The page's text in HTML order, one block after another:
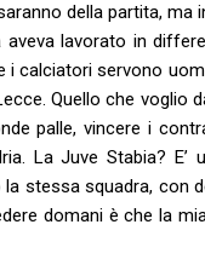
della partita,
lavorato in
calciatori servono
Quello che voglio
palle, vincere i
La Juve Stabia?
stessa squadra, con
domani è che la